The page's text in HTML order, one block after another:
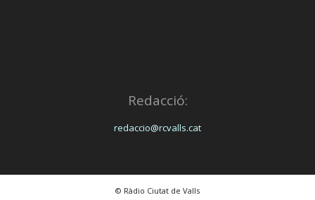
Redacció:
redaccio@rcvalls.cat
© Ràdio Ciutat de Valls